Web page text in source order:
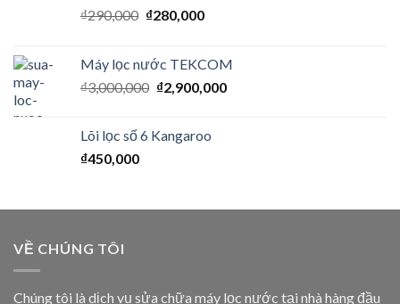
₫290,000 ₫280,000
Máy lọc nước TEKCOM
₫3,000,000 ₫2,900,000
Lõi lọc số 6 Kangaroo
₫450,000
VỀ CHÚNG TÔI
Chúng tôi là dịch vụ sửa chữa máy lọc nước tại nhà hàng đầu